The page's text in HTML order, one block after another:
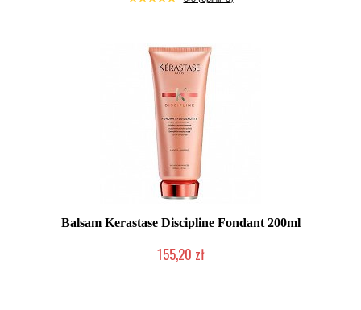
Balsam Kerastase Discipline Fondant 200ml
155,20 zł